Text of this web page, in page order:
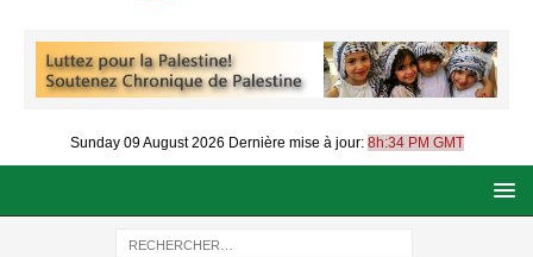
Sunday 09 August 2026 Dernière mise à jour: 8h:34 PM GMT